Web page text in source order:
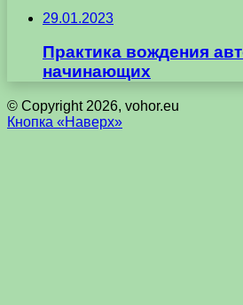
29.01.2023
Практика вождения
начинающих
© Copyright 2026, vohor.eu
Кнопка «Наверх»